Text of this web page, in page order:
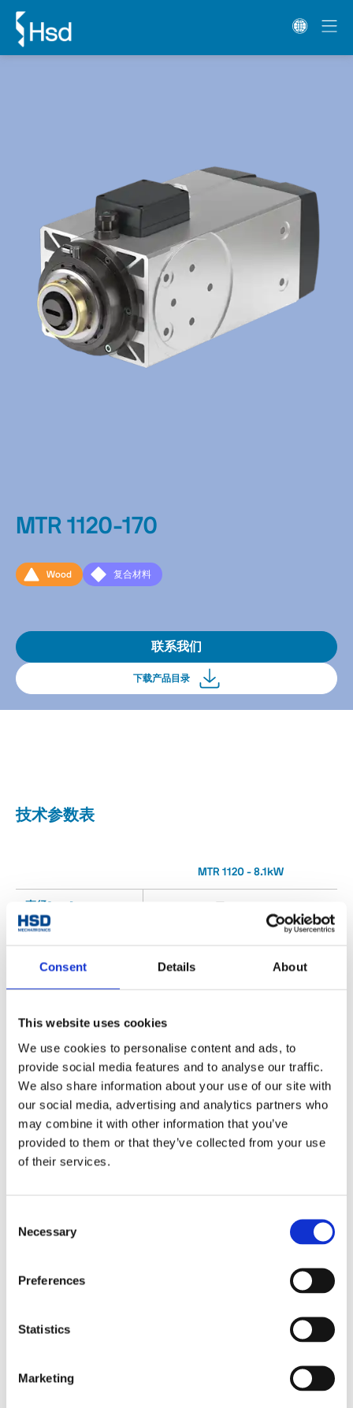
Consent Details About
This website uses cookies
We use cookies to personalise content and ads, to
provide social media features and to analyse our traffic.
We also share information about your use of our site with
our social media, advertising and analytics partners who
may combine it with other information that you’ve
provided to them or that they’ve collected from your use
of their services.
Selection
Necessary
Preferences
Statistics
Marketing
MTR 1120-170
Wood 复合材料
联系我们
下载产品目录
技术参数表
MTR 1120 - 8.1kW
扭矩 S1/S6 (40%)
[Nm]
功率 S1/S6 (40%)
额定电压 [V] 380
刀具接口 HSK C63
冷却
Shaft driven fun (Ventola calettata
su albero) / Electric fan
展览会
9月26